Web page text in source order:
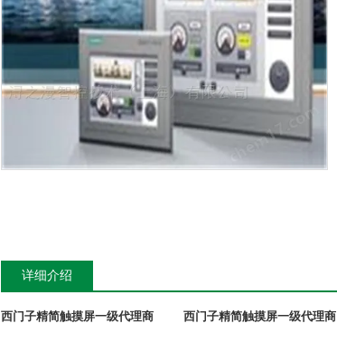
详细介绍
西门子精简触摸屏一级代理商 西门子精简触摸屏一级代理商